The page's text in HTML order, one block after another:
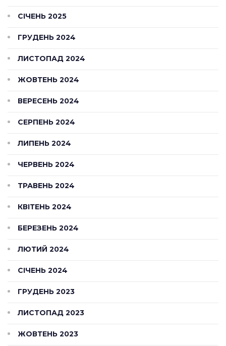
СІЧЕНЬ 2025
ГРУДЕНЬ 2024
ЛИСТОПАД 2024
ЖОВТЕНЬ 2024
ВЕРЕСЕНЬ 2024
СЕРПЕНЬ 2024
ЛИПЕНЬ 2024
ЧЕРВЕНЬ 2024
ТРАВЕНЬ 2024
КВІТЕНЬ 2024
БЕРЕЗЕНЬ 2024
ЛЮТИЙ 2024
СІЧЕНЬ 2024
ГРУДЕНЬ 2023
ЛИСТОПАД 2023
ЖОВТЕНЬ 2023